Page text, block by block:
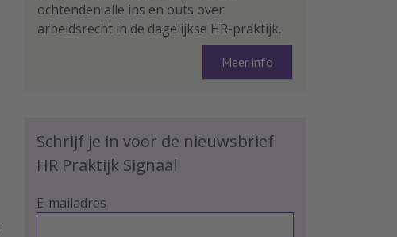
ochtenden alle ins en outs over
arbeidsrecht in de dagelijkse HR-praktijk.
Meer info
Schrijf je in voor de nieuwsbrief
HR Praktijk Signaal
E-mailadres